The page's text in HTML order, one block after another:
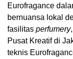
Eurofragance
bernuansa lokal
fasilitas perfumery
Pusat Kreatif di
teknis